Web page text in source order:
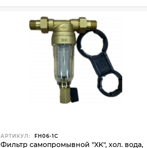
АРТИКУЛ: FH06-1C
Фильтр самопромывной "XK", хол. вода,